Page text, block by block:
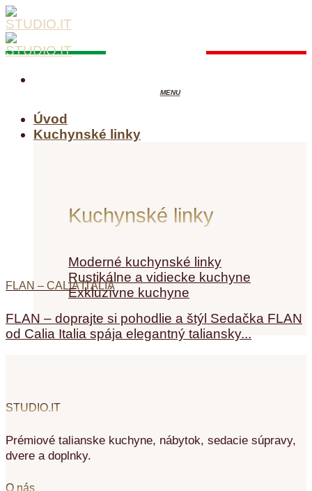
Skip
to
content
Úvod
Kuchynské linky
Kuchynské linky
Moderné kuchynské linky
Rustikálne a vidiecke kuchyne
Exkluzívne kuchyne
FLAN – CALIA ITALIA
FLAN – doprajte si pohodlie a štýl Sedačka FLAN
od Calia Italia spája elegantný taliansky...
STUDIO.IT
Prémiové talianske kuchyne, nábytok, sedacie súpravy,
dvere a doplnky.
O nás